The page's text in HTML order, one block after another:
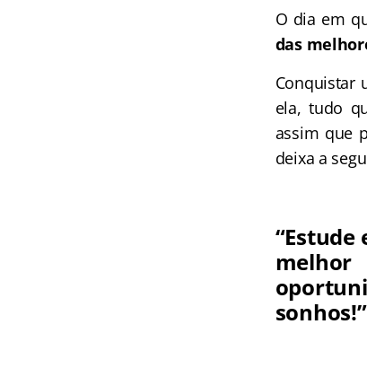
O dia em
das
Conquistar
ela, tudo
assim que
deixa a
sonhos!”